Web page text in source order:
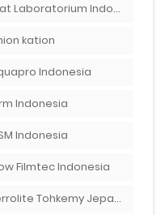
Alat Laboratorium Indonesia
kation
Indonesia
Indonesia
Indonesia
Filmtec Indonesia
Ferrolite Tohkemy Jepang Indonesia